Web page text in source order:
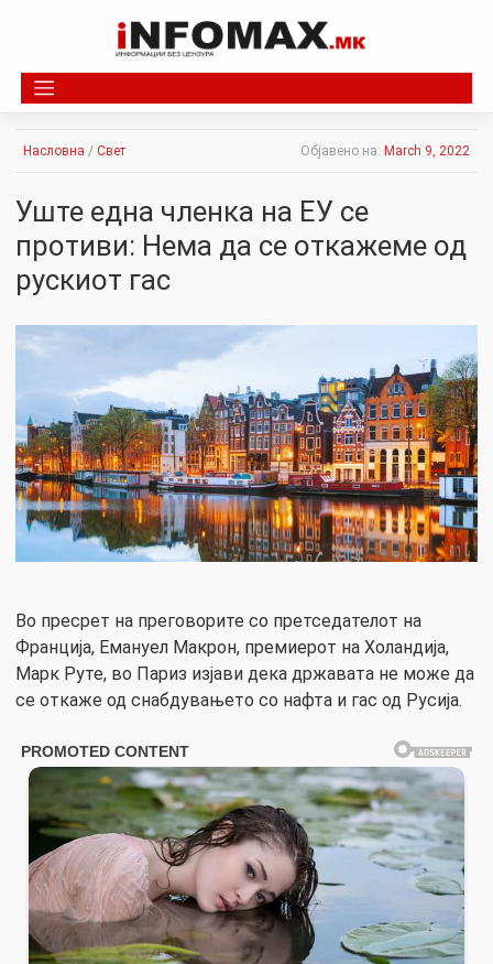
Насловна / Свет Објавено на: March 9, 2022
Уште една членка на ЕУ се
противи: Нема да се откажеме од
рускиот гас
Во пресрет на преговорите со претседателот на
Франција, Емануел Макрон, премиерот на Холандија,
Марк Руте, во Париз изјави дека државата не може да
се откаже од снабдувањето со нафта и гас од Русија.